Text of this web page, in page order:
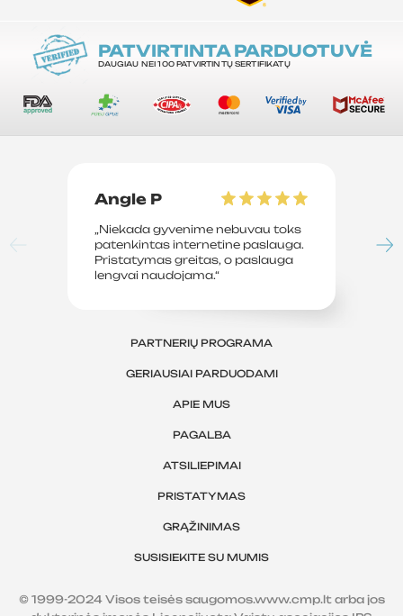
PATVIRTINTA PARDUOTUVĖ
DAUGIAU NEI 100 PATVIRTINTŲ SERTIFIKATŲ
Angle P
„Niekada gyvenime nebuvau toks
patenkintas internetine paslauga.
Pristatymas greitas, o paslauga
lengvai naudojama.“
PARTNERIŲ PROGRAMA
GERIAUSIAI PARDUODAMI
APIE MUS
PAGALBA
ATSILIEPIMAI
PRISTATYMAS
GRĄŽINIMAS
SUSISIEKITE SU MUMIS
© 1999-2024 Visos teisės saugomos.www.cmp.lt arba jos